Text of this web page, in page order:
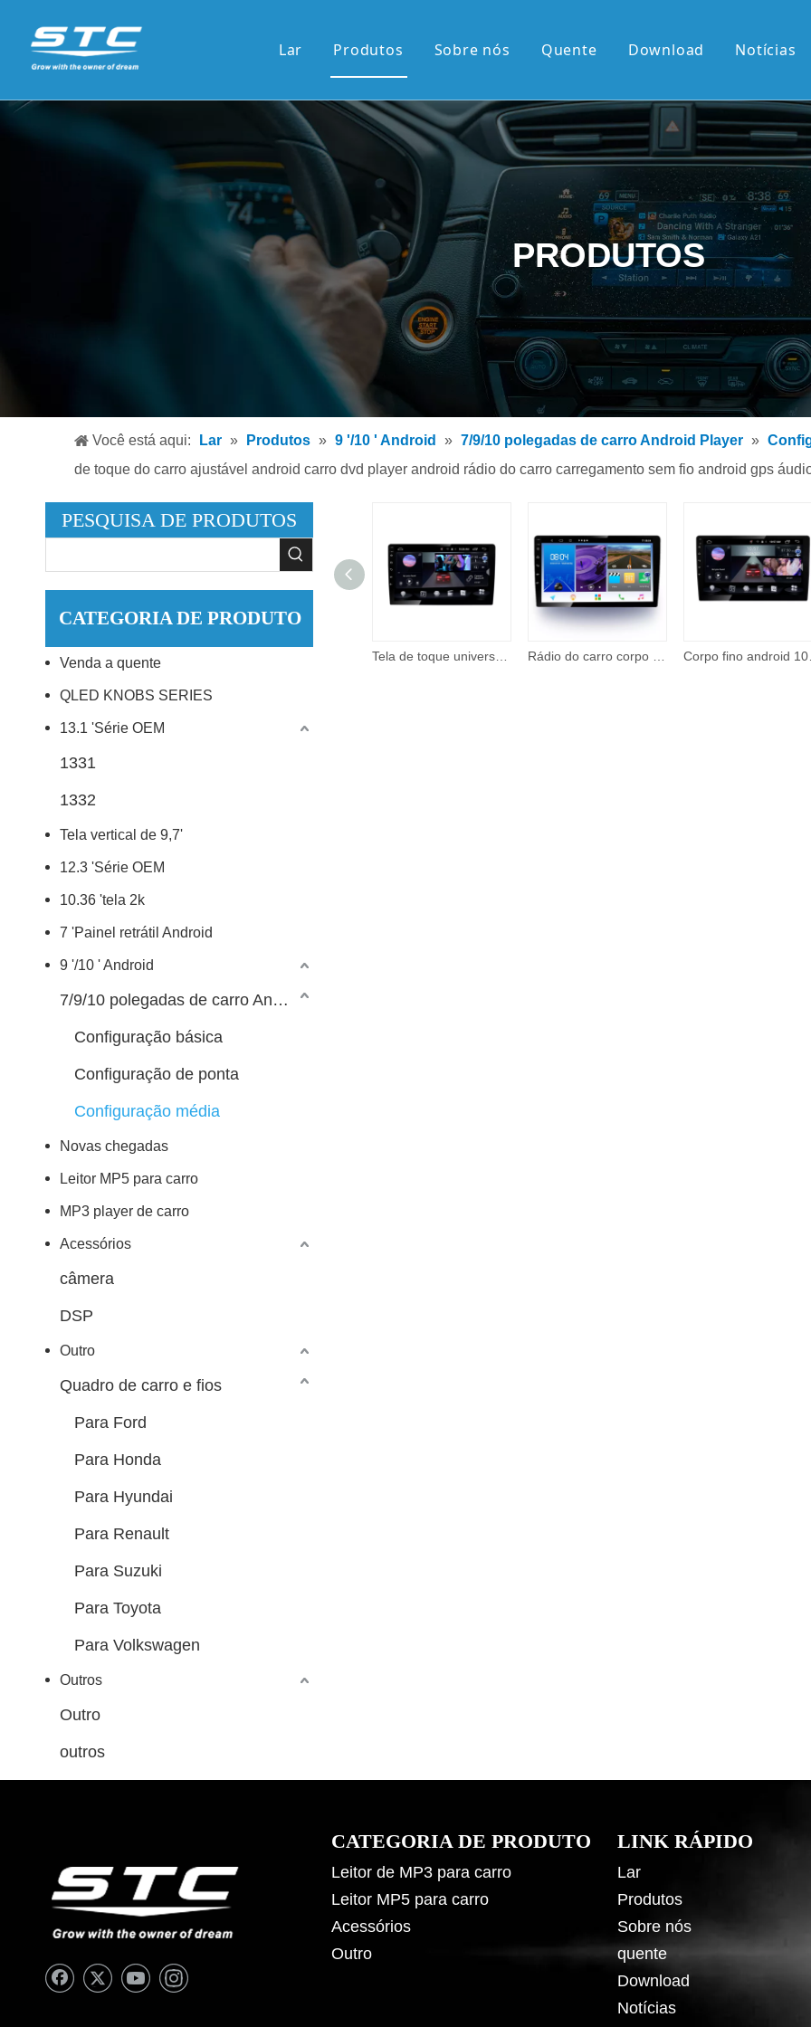
Lar Produtos
13.1'Série OEM
12.3'Série OEM
Tela de 10,36'2K
Tela vertical de 9,7'
7'painel retrátil Android
9'/10'android
Novas chegadas
Leitor de MP3 para carro
Sobre nós Quente Download Notícias
PRODUTOS
Você está aqui: Lar » Produtos » 9 '/10 ' Android » 7/9/10 polegadas de carro Android Player »
de toque do carro ajustável android carro dvd player android rádio do carro carregamento sem fio android gps
PESQUISA DE PRODUTOS
CATEGORIA DE PRODUTO
Venda a quente
QLED KNOBS SERIES
13.1 'Série OEM
1331
1332
Tela vertical de 9,7'
12.3 'Série OEM
10.36 'tela 2k
7 'Painel retrátil Android
9 '/10 ' Android
7/9/10 polegadas de carro Android Player
Configuração básica
Configuração de ponta
Configuração média
Novas chegadas
Leitor MP5 para carro
MP3 player de carro
Acessórios
câmera
DSP
Outro
Quadro de carro e fios
Para Ford
Para Honda
Para Hyundai
Para Renault
Para Suzuki
Para Toyota
Para Volkswagen
Outros
Outro
outros
CATEGORIA DE PRODUTO
Leitor de MP3 para carro
Leitor MP5 para carro
Acessórios
Outro
LINK RÁPIDO
Lar
Produtos
Sobre nós
quente
Download
Notícias